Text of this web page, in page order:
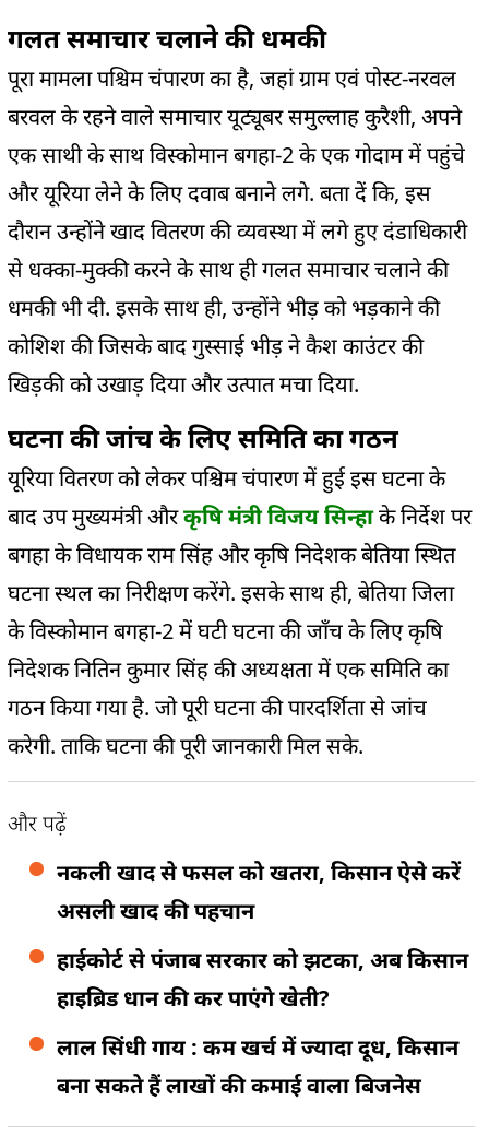
गलत समाचार चलाने की धमकी
पूरा मामला पश्चिम चंपारण का है, जहां ग्राम एवं पोस्ट-नरवल
बरवल के रहने वाले समाचार यूट्यूबर समुल्लाह कुरैशी, अपने
एक साथी के साथ विस्कोमान बगहा-2 के एक गोदाम में पहुंचे
और यूरिया लेने के लिए दवाब बनाने लगे. बता दें कि, इस
दौरान उन्होंने खाद वितरण की व्यवस्था में लगे हुए दंडाधिकारी
से धक्का-मुक्की करने के साथ ही गलत समाचार चलाने की
धमकी भी दी. इसके साथ ही, उन्होंने भीड़ को भड़काने की
कोशिश की जिसके बाद गुस्साई भीड़ ने कैश काउंटर की
खिड़की को उखाड़ दिया और उत्पात मचा दिया.
घटना की जांच के लिए समिति का गठन
यूरिया वितरण को लेकर पश्चिम चंपारण में हुई इस घटना के
बाद उप मुख्यमंत्री औरकृषि मंत्री विजय सिन्हाके निर्देश पर
बगहा के विधायक राम सिंह और कृषि निदेशक बेतिया स्थित
घटना स्थल का निरीक्षण करेंगे. इसके साथ ही, बेतिया जिला
के विस्कोमान बगहा-2 में घटी घटना की जाँच के लिए कृषि
निदेशक नितिन कुमार सिंह की अध्यक्षता में एक समिति का
गठन किया गया है. जो पूरी घटना की पारदर्शिता से जांच
करेगी. ताकि घटना की पूरी जानकारी मिल सके.
और पढ़ें
नकली खाद से फसल को खतरा, किसान ऐसे करें
असली खाद की पहचान
हाईकोर्ट से पंजाब सरकार को झटका, अब किसान
हाइब्रिड धान की कर पाएंगे खेती?
लाल सिंधी गाय : कम खर्च में ज्यादा दूध, किसान
बना सकते हैं लाखों की कमाई वाला बिजनेस